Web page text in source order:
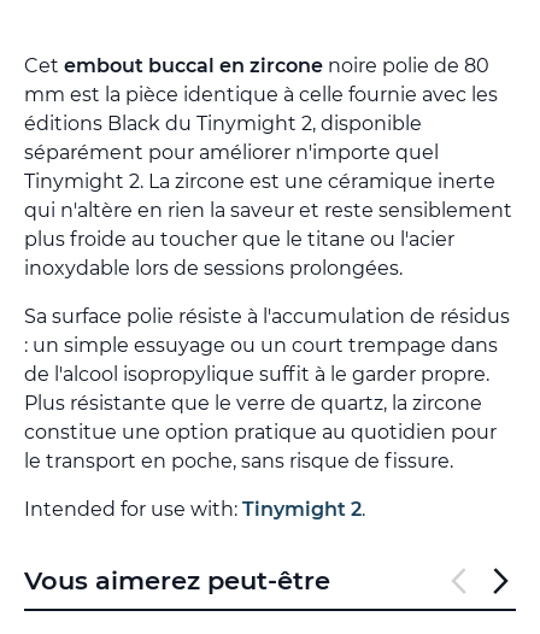
Cet embout buccal en zircone noire polie de 80
mm est la pièce identique à celle fournie avec les
éditions Black du Tinymight 2, disponible
séparément pour améliorer n'importe quel
Tinymight 2. La zircone est une céramique inerte
qui n'altère en rien la saveur et reste sensiblement
plus froide au toucher que le titane ou l'acier
inoxydable lors de sessions prolongées.
Sa surface polie résiste à l'accumulation de résidus
: un simple essuyage ou un court trempage dans
de l'alcool isopropylique suffit à le garder propre.
Plus résistante que le verre de quartz, la zircone
constitue une option pratique au quotidien pour
le transport en poche, sans risque de fissure.
Intended for use with: Tinymight 2.
Vous aimerez peut-être